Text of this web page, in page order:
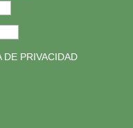
DE PRIVACIDAD